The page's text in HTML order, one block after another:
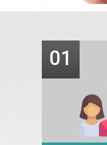
01